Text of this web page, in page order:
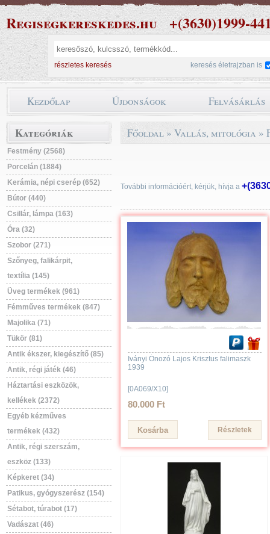
Regisegkereskedes.hu +(3630)1999-
részletes keresés keresés életrajzban is
Kezdőlap Újdonságok Felvásárlás
Kategóriák
Festmény (2568)
Porcelán (1884)
Kerámia, népi cserép (652)
Bútor (440)
Csillár, lámpa (163)
Óra (32)
Szobor (271)
Szőnyeg, falikárpit,
textília (145)
Üveg termékek (961)
Fémműves termékek (847)
Majolika (71)
Tükör (81)
Antik ékszer, kiegészítő (85)
Antik, régi játék (46)
Háztartási eszközök,
kellékek (2372)
Egyéb kézműves
termékek (432)
Antik, régi szerszám,
eszköz (133)
Képkeret (34)
Patikus, gyógyszerész (154)
Sétabot, túrabot (17)
Vadászat (46)
Főoldal » Vallás, mitológia »
További információért, kérjük, hívja a
Iványi Ónozó Lajos Krisztus falimaszk
1939
[0A069/X10]
80.000 Ft
Részletek